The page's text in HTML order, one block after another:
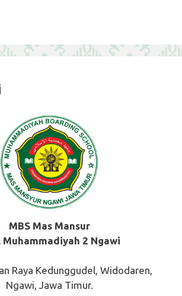
MBS Mas Mansur
Muhammadiyah 2 Ngawi
Raya Kedunggudel, Widodaren,
Ngawi, Jawa Timur.